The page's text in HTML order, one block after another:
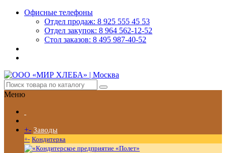
Офисные телефоны
Отдел продаж: 8 925 555 45 53
Отдел закупок: 8 964 562-12-52
Стол заказов: 8 495 987-40-52
Меню
+- Заводы
+- Кондитерка